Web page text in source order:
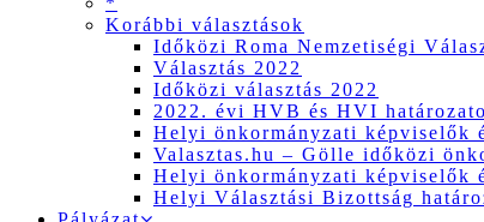
Korábbi választások
Időközi Roma Nemzetiségi
Választás 2022
Időközi választás 2022
2022. évi HVB és HVI
Helyi önkormányzati képviselők
Valasztas.hu – Gölle időközi
Helyi önkormányzati képviselők
Helyi Választási Bizottság